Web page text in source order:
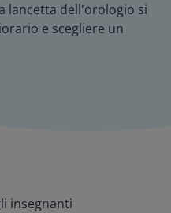
lancetta dell'orologio si
e scegliere un
insegnanti